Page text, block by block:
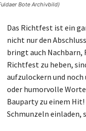
Bote Archivbild)
Das Richtfest ist ein
nicht nur den
bringt auch Nachbarn,
Richtfest zu heben,
aufzulockern und noch
oder humorvolle
Bauparty zu einem
Schmunzeln einladen,